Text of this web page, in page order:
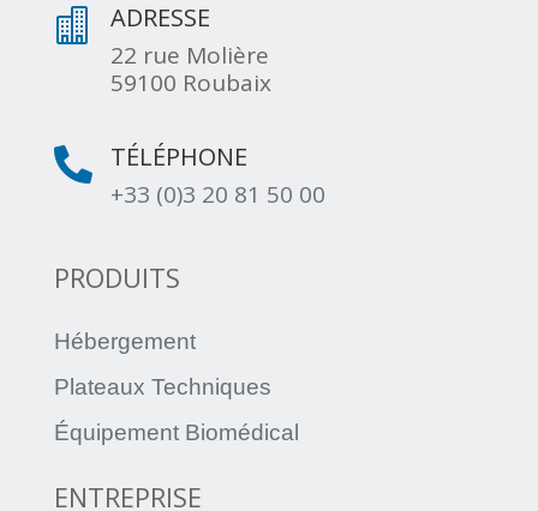
 ADRESSE
22 rue Molière
59100 Roubaix
 TÉLÉPHONE
+33 (0)3 20 81 50 00
PRODUITS
Hébergement
Plateaux Techniques
Équipement Biomédical
ENTREPRISE